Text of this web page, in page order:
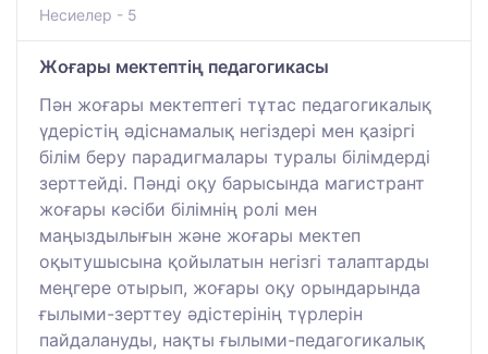
Несиелер - 5
Жоғары мектептің педагогикасы
Пән жоғары мектептегі тұтас педагогикалық
үдерістің әдіснамалық негіздері мен қазіргі
білім беру парадигмалары туралы білімдерді
зерттейді. Пәнді оқу барысында магистрант
жоғары кәсіби білімнің ролі мен
маңыздылығын және жоғары мектеп
оқытушысына қойылатын негізгі талаптарды
меңгере отырып, жоғары оқу орындарында
ғылыми-зерттеу әдістерінің түрлерін
пайдалануды, нақты ғылыми-педагогикалық